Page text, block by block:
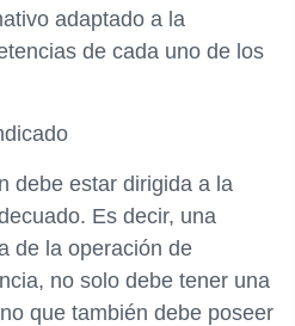
adaptado a la
de cada uno de los
debe estar dirigida a la
Es decir, una
de la operación de
no solo debe tener una
que también debe poseer